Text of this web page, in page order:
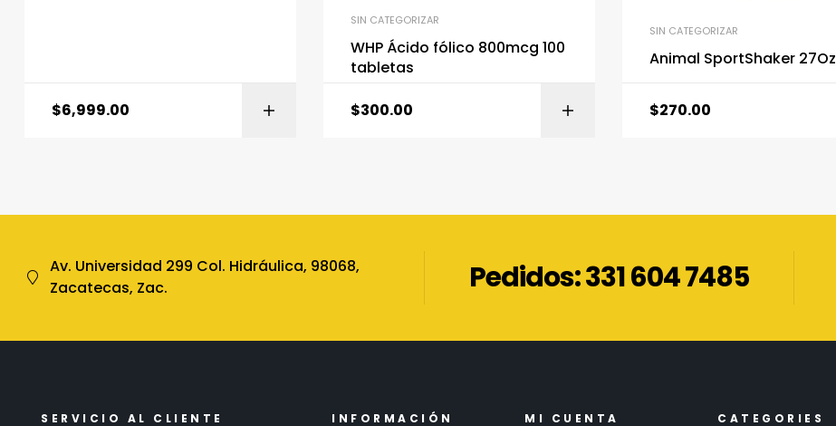
$6,999.00 AÑADIR AL CARRITO
SIN CATEGORIZAR
WHP Ácido fólico 800mcg 100
tabletas
$300.00
SIN CATEGORIZAR
Animal SportShaker 27Oz
$270.00
Av. Universidad 299 Col. Hidráulica, 98068,
Zacatecas, Zac.
Pedidos: 331 604 7485
SERVICIO AL CLIENTE INFORMACIÓN MI CUENTA CATEGORIES